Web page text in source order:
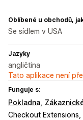
Oblíbené u obchodů,
Se sídlem v USA
Jazyky
angličtina
Tato aplikace není
Funguje s:
Pokladna
Checkout Extensions